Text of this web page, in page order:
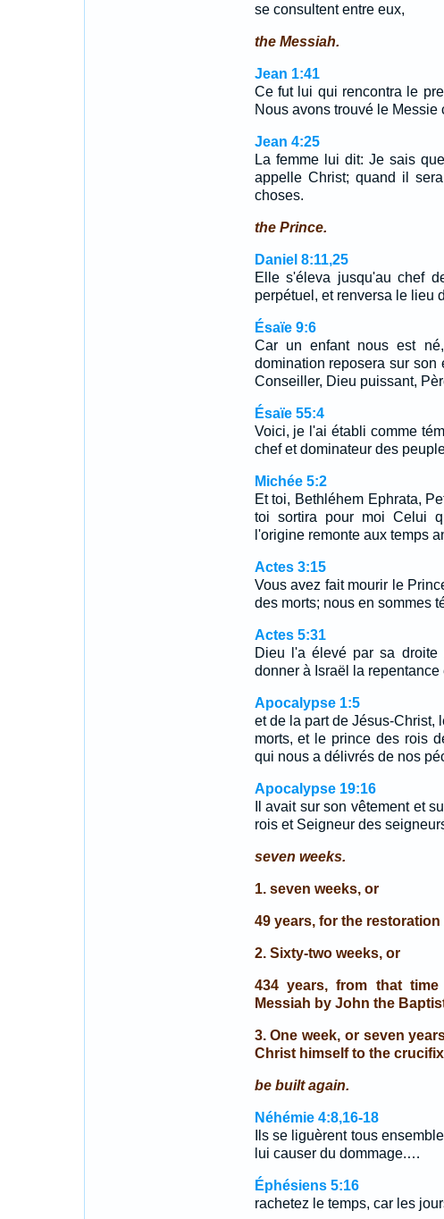
se consultent entre eux,
the Messiah.
Jean 1:41
Ce fut lui qui rencontra le
Nous avons trouvé le Messie
Jean 4:25
La femme lui dit: Je sais
appelle Christ; quand il
choses.
the Prince.
Daniel 8:11,25
Elle s'éleva jusqu'au chef
perpétuel, et renversa le lieu
Ésaïe 9:6
Car un enfant nous est
domination reposera sur son
Conseiller, Dieu puissant,
Ésaïe 55:4
Voici, je l'ai établi comme
chef et dominateur des
Michée 5:2
Et toi, Bethléhem Ephrata,
toi sortira pour moi Celui
l'origine remonte aux temps
Actes 3:15
Vous avez fait mourir le
des morts; nous en sommes
Actes 5:31
Dieu l'a élevé par sa droite
donner à Israël la
Apocalypse 1:5
et de la part de Jésus-Christ,
morts, et le prince des rois
qui nous a délivrés de nos
Apocalypse 19:16
Il avait sur son vêtement et
rois et Seigneur des
seven weeks.
1. seven weeks, or
49 years, for the
2. Sixty-two weeks, or
434 years, from that
Messiah by John the
3. One week, or seven
Christ himself to the
be built again.
Néhémie 4:8,16-18
Ils se liguèrent tous
lui causer du dommage.…
Éphésiens 5:16
rachetez le temps, car les